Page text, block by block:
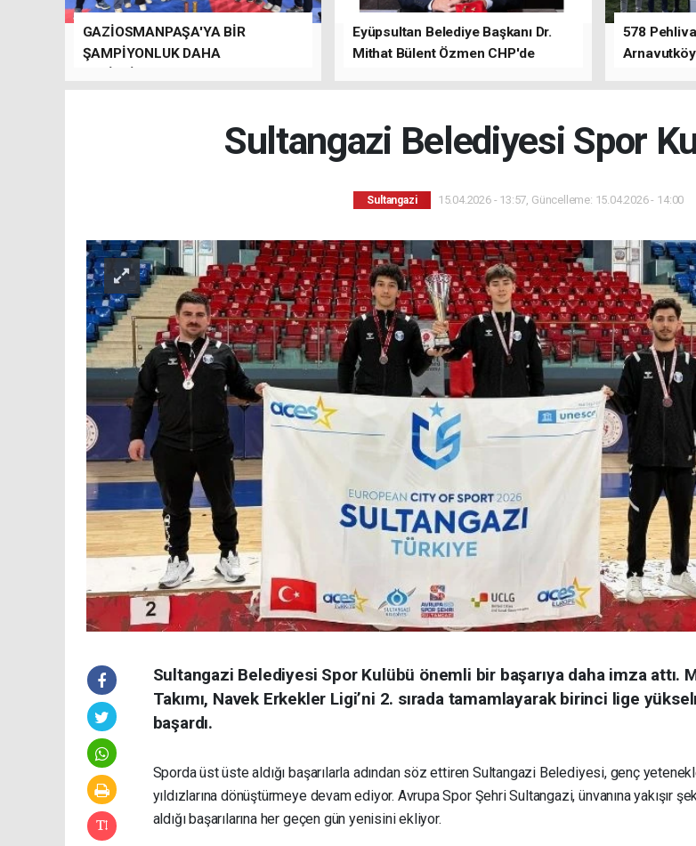
GAZİOSMANPAŞA'YA BİR
ŞAMPİYONLUK DAHA
Eyüpsultan Belediye Başkanı Dr.
Mithat Bülent Özmen CHP'de
578
Sultangazi Belediyesi Spor
Sultangazi 15.04.2026 - 13:57, Güncelleme: 15.04.2026 - 14:00
Sultangazi Belediyesi Spor Kulübü önemli bir başarıya daha imza attı.
Takımı, Navek Erkekler Ligi’ni 2. sırada tamamlayarak birinci lige
başardı.
Sporda üst üste aldığı başarılarla adından söz ettiren Sultangazi Belediyesi, genç
yıldızlarına dönüştürmeye devam ediyor. Avrupa Spor Şehri Sultangazi, ünvanına yakışır
aldığı başarılarına her geçen gün yenisini ekliyor.